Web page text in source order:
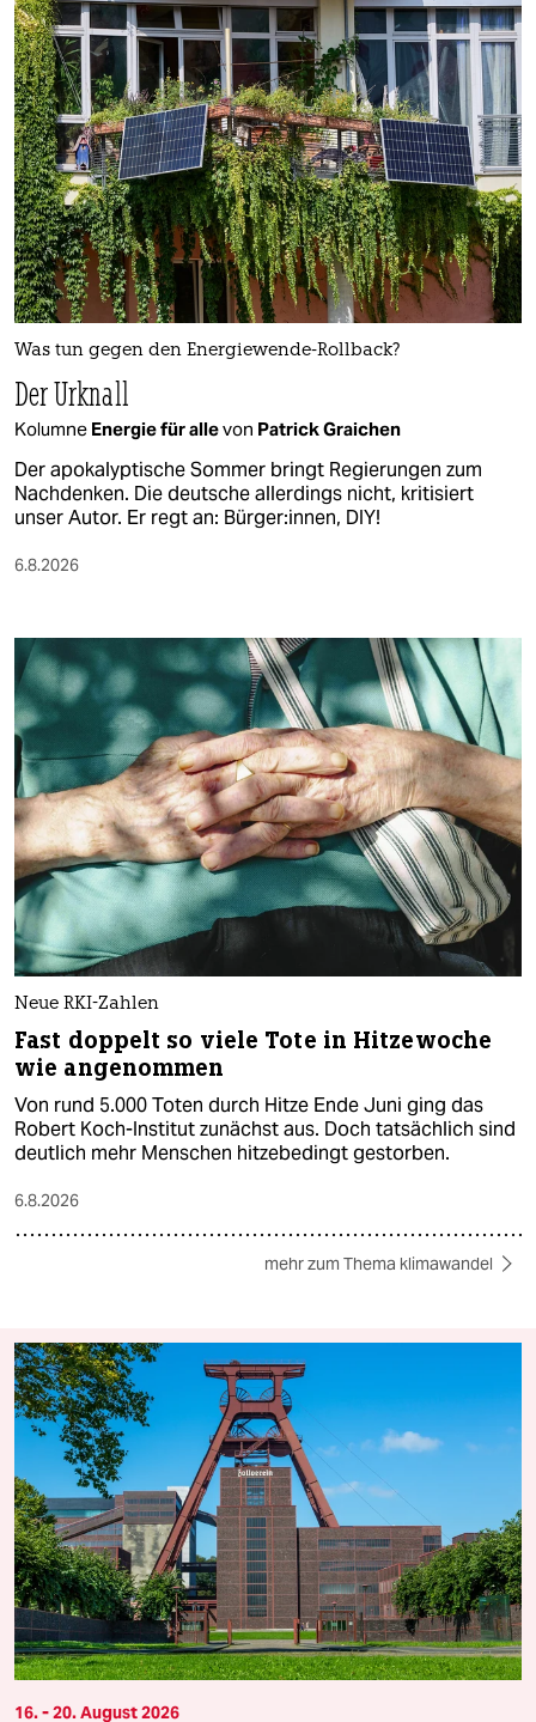
Was tun gegen den Energiewende-Rollback?
Der Urknall
Kolumne Energie für allevon Patrick Graichen
Der apokalyptische Sommer bringt Regierungen zum
Nachdenken. Die deutsche allerdings nicht, kritisiert
unser Autor. Er regt an: Bürger:innen, DIY!
6.8.2026
Neue RKI-Zahlen
Fast doppelt so viele Tote in Hitzewoche
wie angenommen
Von rund 5.000 Toten durch Hitze Ende Juni ging das
Robert Koch-Institut zunächst aus. Doch tatsächlich sind
deutlich mehr Menschen hitzebedingt gestorben.
6.8.2026
mehr zum Thema klimawandel
16. - 20. August 2026